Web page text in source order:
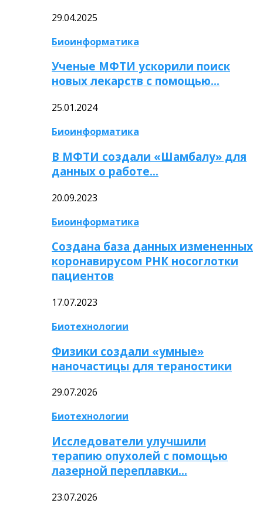
29.04.2025
Биоинформатика
Ученые МФТИ ускорили поиск
новых лекарств с помощью…
25.01.2024
Биоинформатика
В МФТИ создали «Шамбалу» для
данных о работе…
20.09.2023
Биоинформатика
Создана база данных измененных
коронавирусом РНК носоглотки
пациентов
17.07.2023
Биотехнологии
Физики создали «умные»
наночастицы для тераностики
29.07.2026
Биотехнологии
Исследователи улучшили
терапию опухолей с помощью
лазерной переплавки…
23.07.2026